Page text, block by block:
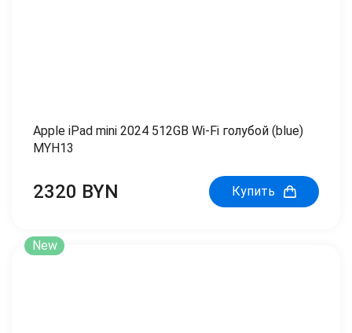
Apple iPad mini 2024 512GB Wi-Fi голубой (blue)
MYH13
2320 BYN Купить
New